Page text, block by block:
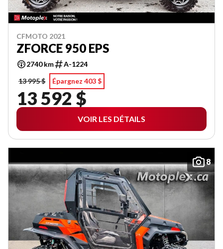
CFMOTO 2021
ZFORCE 950 EPS
2740 km
A-1224
13 995 $
Épargnez 403 $
13 592 $
VOIR LES DÉTAILS
8